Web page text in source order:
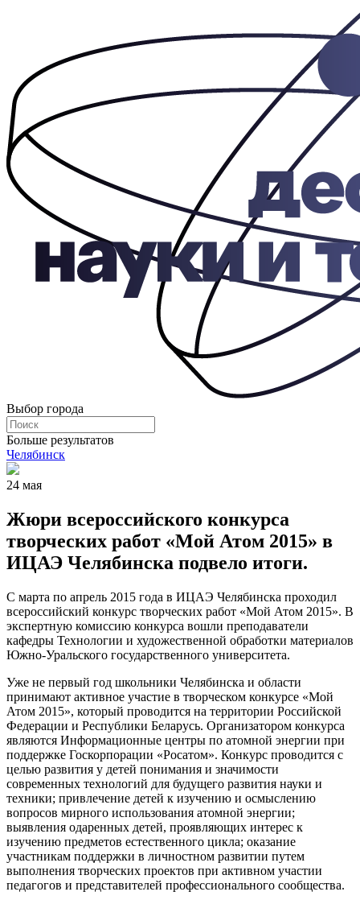
Выбор города
Больше результатов
Челябинск
24 мая
Жюри всероссийского конкурса
творческих работ «Мой Атом 2015» в
ИЦАЭ Челябинска подвело итоги.
С марта по апрель 2015 года в ИЦАЭ Челябинска проходил
всероссийский конкурс творческих работ «Мой Атом 2015». В
экспертную комиссию конкурса вошли преподаватели
кафедры Технологии и художественной обработки материалов
Южно-Уральского государственного университета.
Уже не первый год школьники Челябинска и области
принимают активное участие в творческом конкурсе «Мой
Атом 2015», который проводится на территории Российской
Федерации и Республики Беларусь. Организатором конкурса
являются Информационные центры по атомной энергии при
поддержке Госкорпорации «Росатом». Конкурс проводится с
целью развития у детей понимания и значимости
современных технологий для будущего развития науки и
техники; привлечение детей к изучению и осмыслению
вопросов мирного использования атомной энергии;
выявления одаренных детей, проявляющих интерес к
изучению предметов естественного цикла; оказание
участникам поддержки в личностном развитии путем
выполнения творческих проектов при активном участии
педагогов и представителей профессионального сообщества.